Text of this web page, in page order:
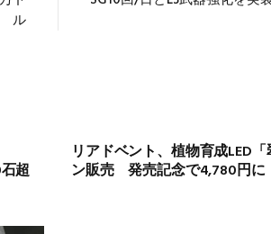
ル
超
リアドベント、植物育成LED
ン販売 発売記念で4,780円に